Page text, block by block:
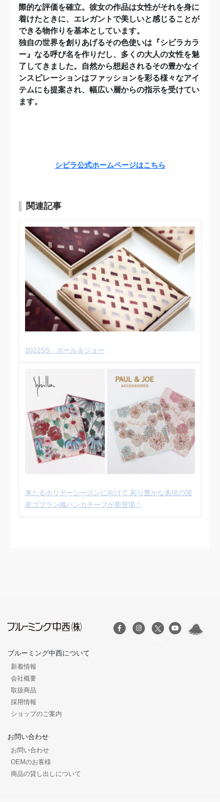
際的な評価を確立。彼女の作品は女性がそれを身に
着けたときに、エレガントで美しいと感じることが
できる物作りを基本としています。
独自の世界を創りあげるその色使いは『シビラカラ
ー』なる呼び名を作りだし、多 くの大人の女性を魅
了してきました。自然から想起されるその豊かなイ
ンスピレーションはファッションを彩る様々なアイ
テムにも提案され、幅広い層からの指示を受けてい
ます。
シビラ公式ホームページはこちら
関連記事
2022SS ポール＆ジョー
来たるホリデーシーズンに向けて 彩り豊かな表現の国
産ゴブラン織ハンカチーフが新登場！
ブルーミング中西について
新着情報
会社概要
取扱商品
採用情報
ショップのご案内
お問い合わせ
お問い合わせ
OEMのお客様
商品の貸し出しについて